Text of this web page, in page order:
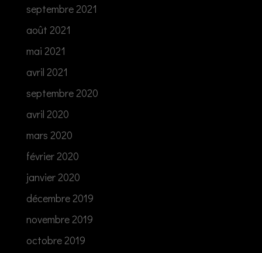
septembre 2021
août 2021
mai 2021
avril 2021
septembre 2020
avril 2020
mars 2020
février 2020
janvier 2020
décembre 2019
novembre 2019
octobre 2019